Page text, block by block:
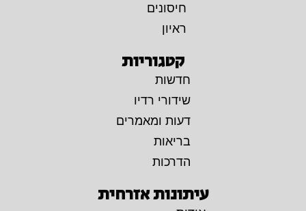
חיסונים
ראיון
קטגוריות
חדשות
שידורי רדיו
דעות ומאמרים
בריאות
הדרכות
עיתונות אזרחית